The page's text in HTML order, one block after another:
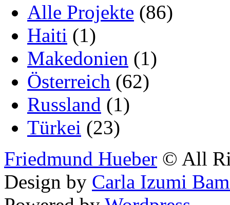
Alle Projekte (86)
Haiti (1)
Makedonien (1)
Österreich (62)
Russland (1)
Türkei (23)
Friedmund Hueber © All
Design by Carla Izumi